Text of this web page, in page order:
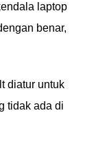
laptop
benar,
diatur untuk
tidak ada di